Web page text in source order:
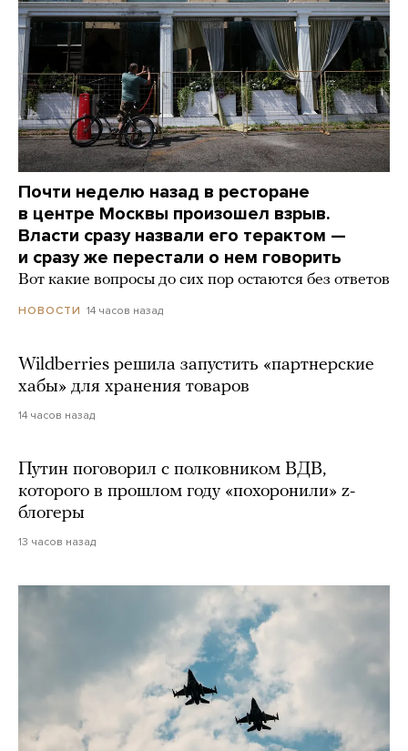
Почти неделю назад в ресторане
в центре Москвы произошел взрыв.
Власти сразу назвали его терактом —
и сразу же перестали о нем говорить
Вот какие вопросы до сих пор остаются без ответов
НОВОСТИ 14 часов назад
Wildberries решила запустить «партнерские
хабы» для хранения товаров
14 часов назад
Путин поговорил с полковником ВДВ,
которого в прошлом году «похоронили» z-
блогеры
13 часов назад